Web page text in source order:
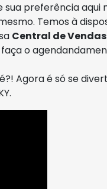
sua preferência aqui
Temos à
Central de Vendas
o
Agora é só se